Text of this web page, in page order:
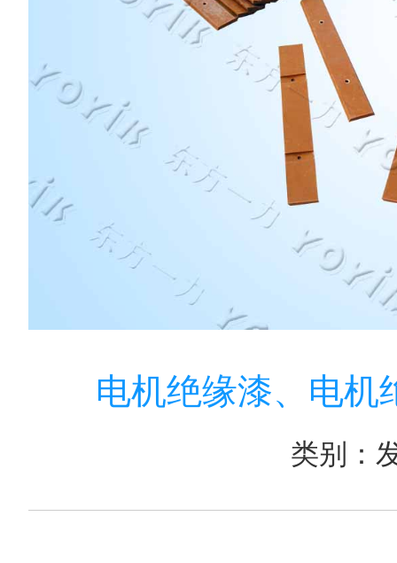
电机绝缘漆、电机
类别：